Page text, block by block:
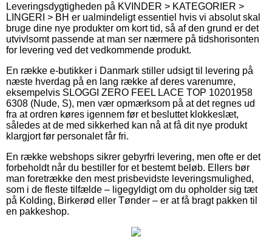
Leveringsdygtigheden på KVINDER > KATEGORIER >
LINGERI > BH er ualmindeligt essentiel hvis vi absolut skal
bruge dine nye produkter om kort tid, så af den grund er det
utvivlsomt passende at man ser nærmere på tidshorisonten
for levering ved det vedkommende produkt.
En række e-butikker i Danmark stiller udsigt til levering på
næste hverdag på en lang række af deres varenumre,
eksempelvis SLOGGI ZERO FEEL LACE TOP 10201958
6308 (Nude, S), men vær opmærksom på at det regnes ud
fra at ordren køres igennem før et besluttet klokkeslæt,
således at de med sikkerhed kan nå at få dit nye produkt
klargjort før personalet får fri.
En række webshops sikrer gebyrfri levering, men ofte er det
forbeholdt når du bestiller for et bestemt beløb. Ellers bør
man foretrække den mest prisbevidste leveringsmulighed,
som i de fleste tilfælde – ligegyldigt om du opholder sig tæt
på Kolding, Birkerød eller Tønder – er at få bragt pakken til
en pakkeshop.